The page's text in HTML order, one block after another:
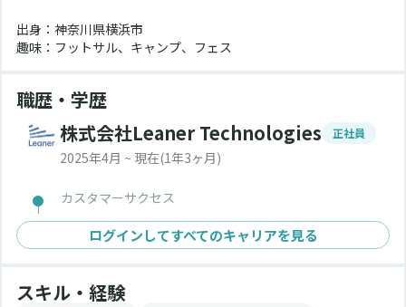
出身：神奈川県横浜市
趣味：フットサル、キャンプ、フェス
職歴・学歴
株式会社Leaner Technologies
正社員
2025年4月 ~ 現在(1年3ヶ月)
カスタマーサクセス
ログインしてすべてのキャリアを見る
スキル・経験